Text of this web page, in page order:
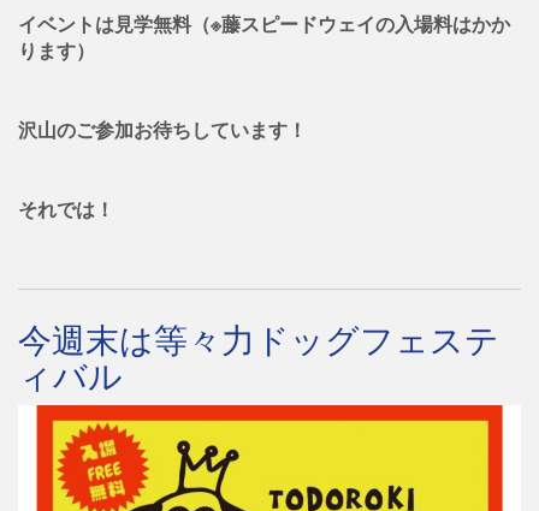
イベントは見学無料（※藤スピードウェイの入場料はかか
ります）
沢山のご参加お待ちしています！
それでは！
今週末は等々力ドッグフェステ
ィバル